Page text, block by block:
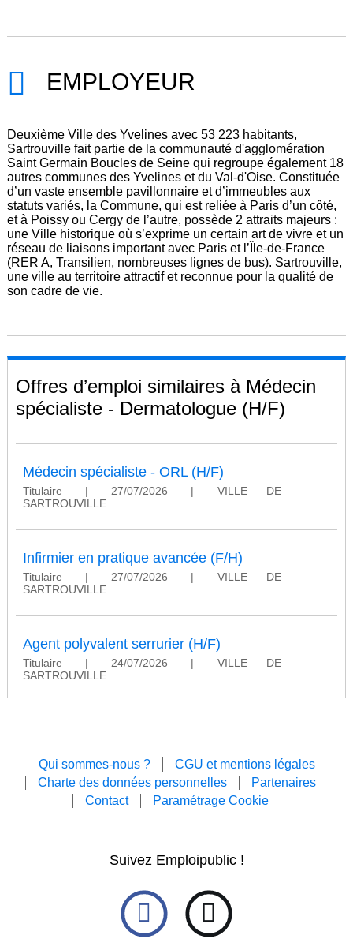
EMPLOYEUR
Deuxième Ville des Yvelines avec 53 223 habitants,
Sartrouville fait partie de la communauté d'agglomération
Saint Germain Boucles de Seine qui regroupe également 18
autres communes des Yvelines et du Val-d'Oise. Constituée
d’un vaste ensemble pavillonnaire et d’immeubles aux
statuts variés, la Commune, qui est reliée à Paris d’un côté,
et à Poissy ou Cergy de l’autre, possède 2 attraits majeurs :
une Ville historique où s’exprime un certain art de vivre et un
réseau de liaisons important avec Paris et l’Île-de-France
(RER A, Transilien, nombreuses lignes de bus). Sartrouville,
une ville au territoire attractif et reconnue pour la qualité de
son cadre de vie.
Offres d’emploi similaires à Médecin
spécialiste - Dermatologue (H/F)
Médecin spécialiste - ORL (H/F)
Titulaire | 27/07/2026 |
VILLE DE
SARTROUVILLE
Infirmier en pratique avancée (F/H)
Titulaire | 27/07/2026 |
VILLE DE
SARTROUVILLE
Agent polyvalent serrurier (H/F)
Titulaire | 24/07/2026 |
VILLE DE
SARTROUVILLE
Qui sommes-nous ?
CGU et mentions légales
Charte des données personnelles
Partenaires
Contact
Paramétrage Cookie
Suivez Emploipublic !